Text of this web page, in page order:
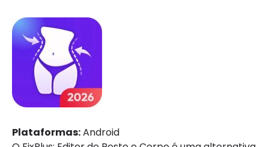
Plataformas:Android